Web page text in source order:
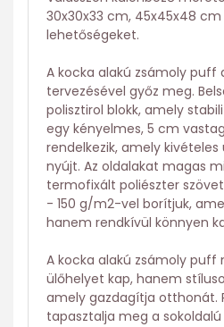
30x30x33 cm, 45x45x48
lehetőségeket.
A kocka alakú zsámoly puff
tervezésével győz meg.
polisztirol blokk, amely
egy kényelmes, 5 cm
rendelkezik, amely
nyújt. Az oldalakat magas
termofixált poliészter
- 150 g/m2-vel borítjuk,
hanem rendkívül könnyen
A kocka alakú zsámoly puff
ülőhelyet kap, hanem
amely gazdagítja otthonát.
tapasztalja meg a